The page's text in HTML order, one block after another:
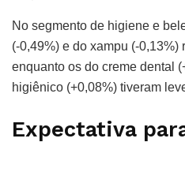
No segmento de higiene e
(-0,49%) e do xampu (-0,13%)
enquanto os do creme dental
higiênico (+0,08%) tiveram
Expectativa